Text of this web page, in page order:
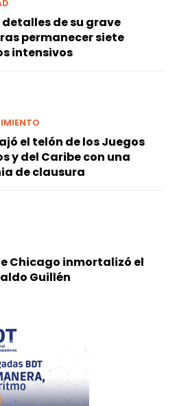
de su grave
permanecer siete
intensivos
el telón de los Juegos
y del Caribe con una
de clausura
Chicago inmortalizó el
Guillén